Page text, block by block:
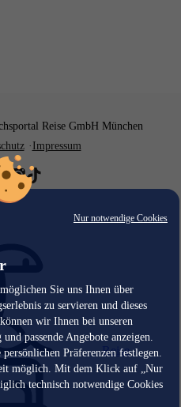
Nur notwendige Cookies
Sie uns Ihnen über
zu servieren und dieses
wir Ihnen bei unseren
passende Angebote anzeigen.
Präferenzen festlegen.
möglich. Mit dem Klick auf „Nur
technisch notwendige Cookies
Reise GmbH München
Impressum
Reise